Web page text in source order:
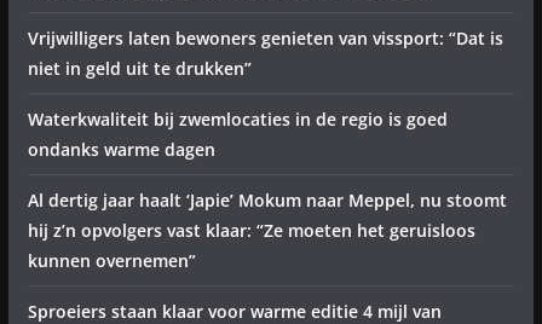
Vrijwilligers laten bewoners genieten van vissport: “Dat is
niet in geld uit te drukken”
Waterkwaliteit bij zwemlocaties in de regio is goed
ondanks warme dagen
Al dertig jaar haalt ‘Japie’ Mokum naar Meppel, nu stoomt
hij z’n opvolgers vast klaar: “Ze moeten het geruisloos
kunnen overnemen”
Sproeiers staan klaar voor warme editie 4 mijl van